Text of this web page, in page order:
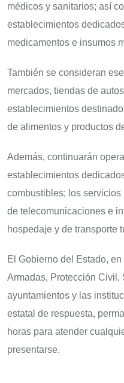
médicos y sanitarios; así
establecimientos
medicamentos e insumos
También se consideran
mercados, tiendas de
establecimientos
de alimentos y productos
Además, continuarán
establecimientos
combustibles; los
de telecomunicaciones e
hospedaje y de transporte
El Gobierno del Estado,
Armadas, Protección
ayuntamientos y las
estatal de respuesta,
horas para atender
presentarse.